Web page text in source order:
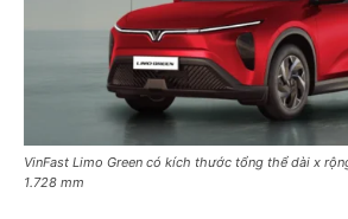
VinFast Limo Green có kích thước tổng thể dài x
1.728 mm